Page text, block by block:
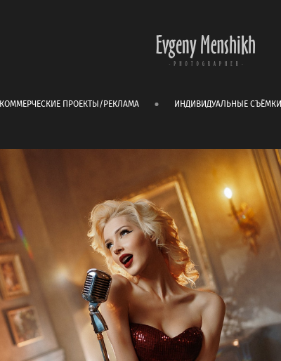
КОММЕРЧЕСКИЕ ПРОЕКТЫ/РЕКЛАМА ИНДИВИДУАЛЬНЫЕ СЪЁМКИ